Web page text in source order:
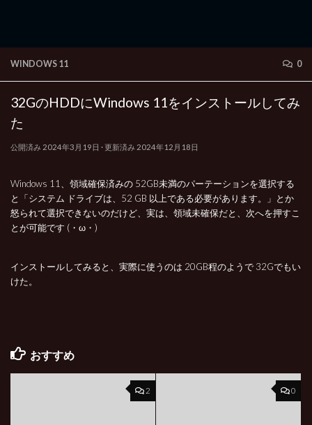
WINDOWS 11 0
32GのHDDにWindows 11をインストールしてみ
た
公開済み 2024年3月19日 · 更新済み 2024年12月18日
Windows 11、領域確保済みの 52GB未満のパーテーションを選択する
と「システム ドライブは、52 GB 以上である必要があります。」とか
怒られて選択できないのだけど、実は、領域未確保だと、次へを押すこ
とが可能です (・ω・)
インストールしてみると、実際に使うのは 20GB程のようで 32Gでもい
けた。
おすすめ
2 0